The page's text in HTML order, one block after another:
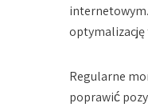
optymalizację
Regularne
poprawić